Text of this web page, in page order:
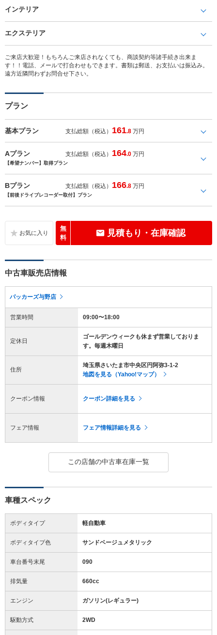
インテリア
エクステリア
ご来店大歓迎！もちろんご来店されなくても、商談契約等諸手続き出来ま
す！！電話、メールで打合わせもできます。書類は郵送、お支払いは振込み。
遠方近隣問わずお問合せ下さい。
プラン
基本プラン 支払総額（税込） 161.8 万円
Aプラン 支払総額（税込） 164.0 万円
【希望ナンバー】取得プラン
Bプラン 支払総額（税込） 166.8 万円
【前後ドライブレコーダー取付】プラン
無
料
見積もり・在庫確認
中古車販売店情報
パッカーズ与野店
営業時間 09:00〜18:00
定休日
ゴールデンウィークも休まず営業しておりま
す。毎週木曜日
住所
埼玉県さいたま市中央区円阿弥3-1-2
地図を見る（Yahoo!マップ）
クーポン情報 クーポン詳細を見る
フェア情報 フェア情報詳細を見る
この店舗の中古車在庫一覧
車種スペック
ボディタイプ 軽自動車
ボディタイプ色 サンドベージュメタリック
車台番号末尾 090
排気量 660cc
エンジン ガソリン(レギュラー)
駆動方式 2WD